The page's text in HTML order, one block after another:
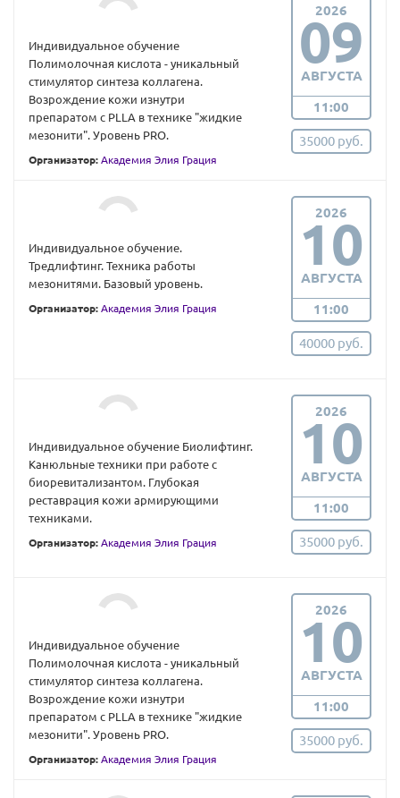
Индивидуальное обучение
Полимолочная кислота - уникальный
стимулятор синтеза коллагена.
Возрождение кожи изнутри
препаратом с PLLA в технике "жидкие
мезонити". Уровень PRO.
Организатор: Академия Элия Грация
2026
09
АВГУСТА
11:00
35000 руб.
Индивидуальное обучение.
Тредлифтинг. Техника работы
мезонитями. Базовый уровень.
Организатор: Академия Элия Грация
2026
10
АВГУСТА
11:00
40000 руб.
Индивидуальное обучение Биолифтинг.
Канюльные техники при работе с
биоревитализантом. Глубокая
реставрация кожи армирующими
техниками.
Организатор: Академия Элия Грация
2026
10
АВГУСТА
11:00
35000 руб.
Индивидуальное обучение
Полимолочная кислота - уникальный
стимулятор синтеза коллагена.
Возрождение кожи изнутри
препаратом с PLLA в технике "жидкие
мезонити". Уровень PRO.
Организатор: Академия Элия Грация
2026
10
АВГУСТА
11:00
35000 руб.